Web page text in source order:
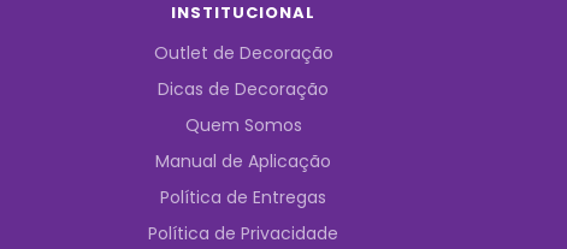
INSTITUCIONAL
Outlet de Decoração
Dicas de Decoração
Quem Somos
Manual de Aplicação
Política de Entregas
Política de Privacidade